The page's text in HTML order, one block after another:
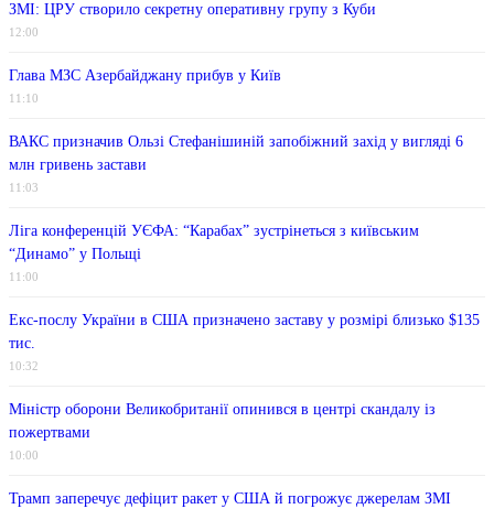
ЗМІ: ЦРУ створило секретну оперативну групу з Куби
12:00
Глава МЗС Азербайджану прибув у Київ
11:10
ВАКС призначив Ользі Стефанішиній запобіжний захід у вигляді 6
млн гривень застави
11:03
Ліга конференцій УЄФА: “Карабах” зустрінеться з київським
“Динамо” у Польщі
11:00
Екс-послу України в США призначено заставу у розмірі близько $135
тис.
10:32
Міністр оборони Великобританії опинився в центрі скандалу із
пожертвами
10:00
Трамп заперечує дефіцит ракет у США й погрожує джерелам ЗМІ